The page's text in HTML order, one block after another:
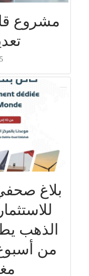
مشروع
5 أغسطس 2026
بلاغ
الذهب
من أسبوع